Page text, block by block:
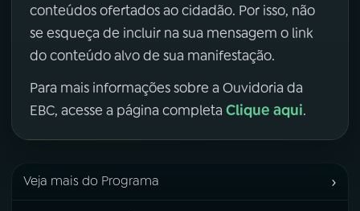
conteúdos ofertados ao cidadão. Por isso, não
se esqueça de incluir na sua mensagem o link
do conteúdo alvo de sua manifestação.
Para mais informações sobre a Ouvidoria da
EBC, acesse a página completa Clique aqui.
Veja mais do Programa ›